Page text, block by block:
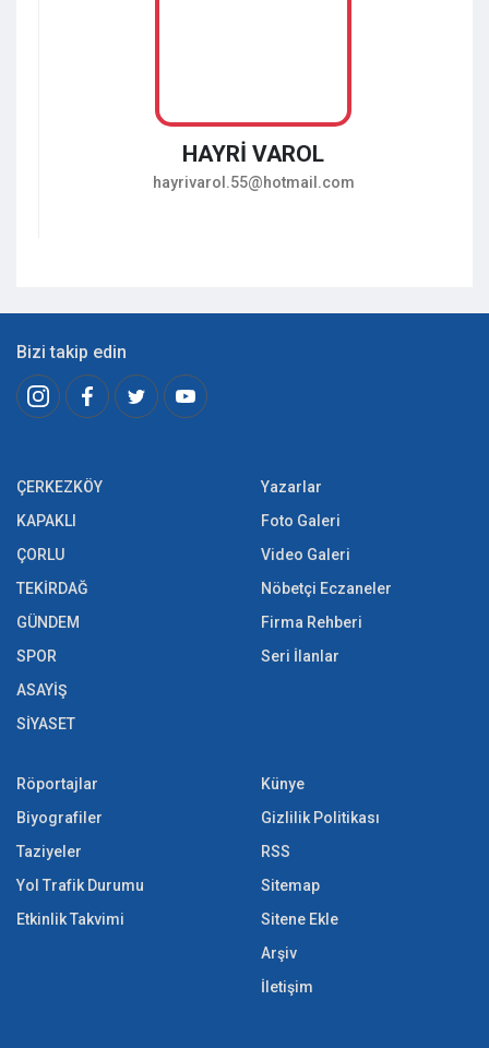
HAYRİ VAROL
hayrivarol.55@hotmail.com
Bizi takip edin
ÇERKEZKÖY
KAPAKLI
ÇORLU
TEKİRDAĞ
GÜNDEM
SPOR
ASAYİŞ
SİYASET
Yazarlar
Foto Galeri
Video Galeri
Nöbetçi Eczaneler
Firma Rehberi
Seri İlanlar
Röportajlar
Biyografiler
Taziyeler
Yol Trafik Durumu
Etkinlik Takvimi
Künye
Gizlilik Politikası
RSS
Sitemap
Sitene Ekle
Arşiv
İletişim